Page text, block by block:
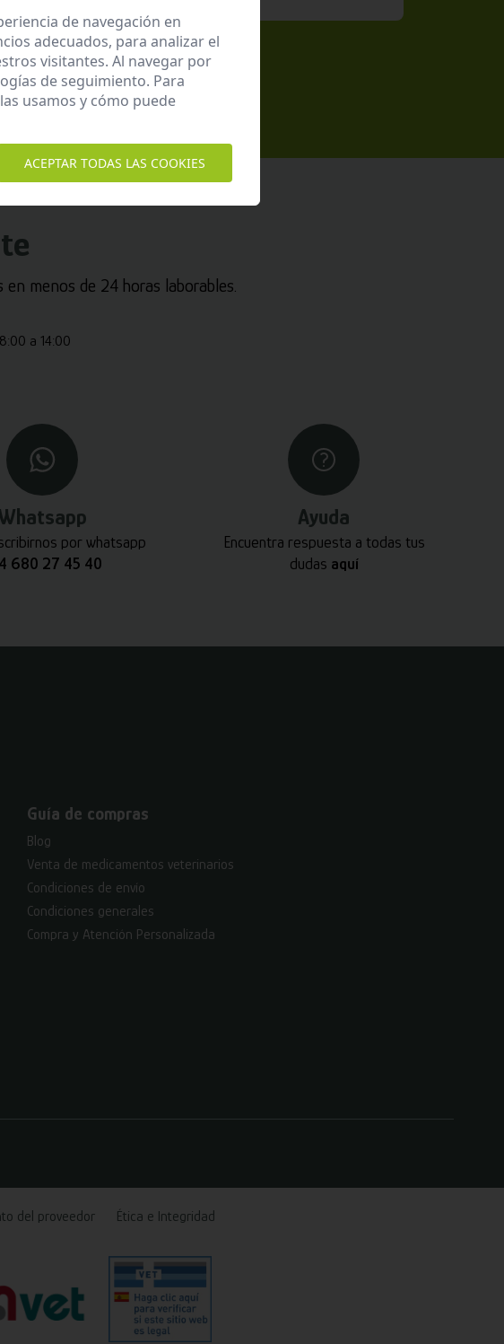
He leído y acepto laPolítica de Privacidad
Enviar
menos de 24 horas laborables.
a 14:00
por whatsapp
680 27 45 40
Ayuda
Encuentra respuesta a todas tus
dudas aquí
Guía de compras
Blog
Venta de medicamentos veterinarios
Condiciones de envío
Condiciones generales
Compra y Atención Personalizada
del proveedor Ética e Integridad
de navegación en
adecuados, para analizar el
visitantes. Al navegar por
de seguimiento. Para
usamos y cómo puede
ACEPTAR TODAS LAS COOKIES